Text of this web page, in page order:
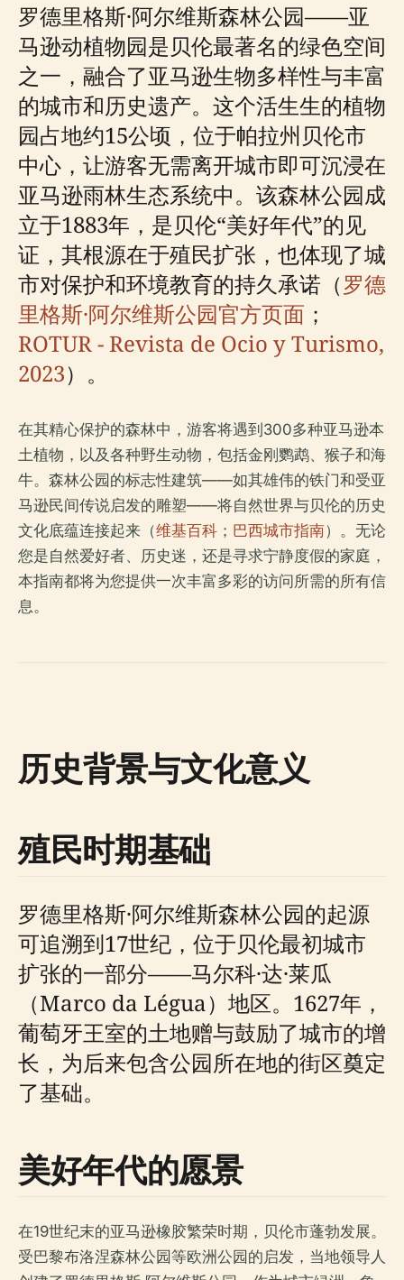
罗德里格斯·阿尔维斯森林公园——亚
马逊动植物园是贝伦最著名的绿色空间
之一，融合了亚马逊生物多样性与丰富
的城市和历史遗产。这个活生生的植物
园占地约15公顷，位于帕拉州贝伦市
中心，让游客无需离开城市即可沉浸在
亚马逊雨林生态系统中。该森林公园成
立于1883年，是贝伦“美好年代”的见
证，其根源在于殖民扩张，也体现了城
市对保护和环境教育的持久承诺（罗德
里格斯·阿尔维斯公园官方页面 ；
ROTUR - Revista de Ocio y Turismo,
2023）。
在其精心保护的森林中，游客将遇到300多种亚马逊本
土植物，以及各种野生动物，包括金刚鹦鹉、猴子和海
牛。森林公园的标志性建筑——如其雄伟的铁门和受亚
马逊民间传说启发的雕塑——将自然世界与贝伦的历史
文化底蕴连接起来（维基百科 ； 巴西城市指南）。无论
您是自然爱好者、历史迷，还是寻求宁静度假的家庭，
本指南都将为您提供一次丰富多彩的访问所需的所有信
息。
历史背景与文化意义
殖民时期基础
罗德里格斯·阿尔维斯森林公园的起源
可追溯到17世纪，位于贝伦最初城市
扩张的一部分——马尔科·达·莱瓜
（Marco da Légua）地区。1627年，
葡萄牙王室的土地赠与鼓励了城市的增
长，为后来包含公园所在地的街区奠定
了基础。
美好年代的愿景
在19世纪末的亚马逊橡胶繁荣时期，贝伦市蓬勃发展。
受巴黎布洛涅森林公园等欧洲公园的启发，当地领导人